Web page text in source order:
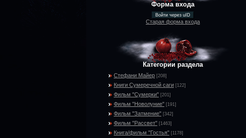
Форма входа
Войти через uID
Старая форма входа
Категории раздела
Стефани Майер [208]
Книги Сумеречной саги [122]
Фильм "Сумерки" [201]
Фильм "Новолуние" [191]
Фильм "Затмение" [342]
Фильм "Рассвет" [1463]
Книга/фильм "Гостья" [1178]